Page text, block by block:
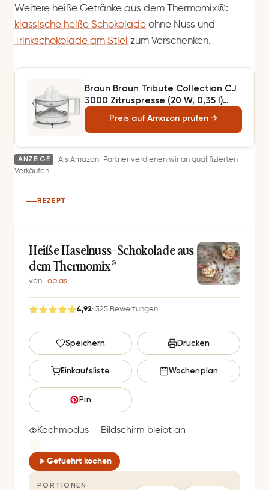
Weitere heiße Getränke aus dem Thermomix®:
klassische heiße Schokolade ohne Nuss und
Trinkschokolade am Stiel zum Verschenken.
Braun Braun Tribute Collection CJ
3000 Zitruspresse (20 W, 0,35 l)
weiß, 1 - pack
Preis auf Amazon prüfen →
ANZEIGE
Als Amazon-Partner verdienen wir an qualifizierten
Verkäufen.
REZEPT
Heiße Haselnuss-Schokolade aus
dem Thermomix®
von Tobias
4,92· 325 Bewertungen
G
e
s
e
c
e
r
Speichern Drucken
Einkaufsliste Wochenplan
Pin
Kochmodus — Bildschirm bleibt an
Gefuehrt kochen
PORTIONEN